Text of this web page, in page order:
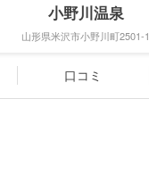
小野川温泉
山形県米沢市小野川町2501-1
口コミ